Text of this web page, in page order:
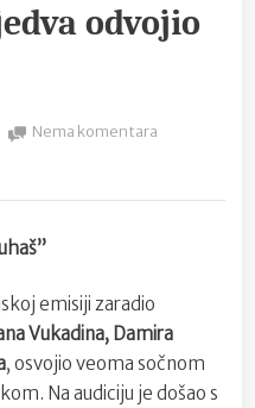
odvojio
Nema komentara
Korčule
jedva
odvojio
od
emisiji zaradio
Vukadina, Damira
, osvojio veoma sočnom
Na audiciju je došao s